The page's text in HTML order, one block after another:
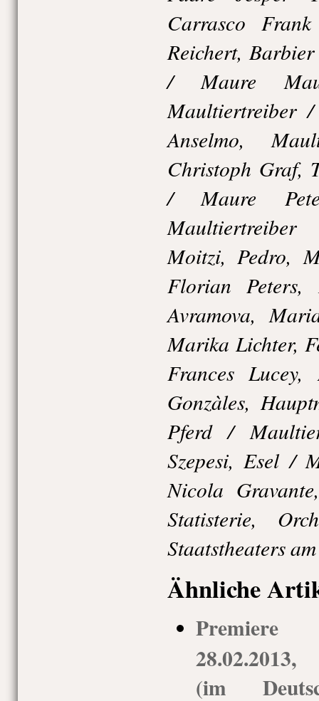
Carrasco
Reichert,
/ Maure
Maultiertreiber
Anselmo,
Christoph Graf,
/ Maure
Moitzi, Pedro,
Florian Peters,
Avramova,
Marika Lichter,
Frances
Gonzàles,
Pferd /
Szepesi, Esel /
Nicola
Statisterie,
Staatstheaters
Ähnliche
(im